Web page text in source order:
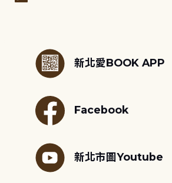
新北愛BOOK APP
Facebook
新北市圖Youtube